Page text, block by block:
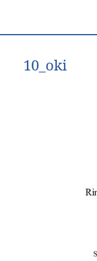
10_oki